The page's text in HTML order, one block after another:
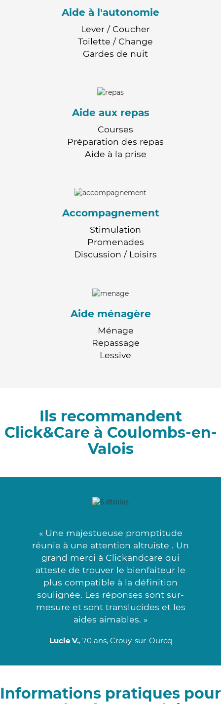
Aide à l'autonomie
Lever / Coucher
Toilette / Change
Gardes de nuit
Aide aux repas
Courses
Préparation des repas
Aide à la prise
Accompagnement
Stimulation
Promenades
Discussion / Loisirs
Aide ménagère
Ménage
Repassage
Lessive
Ils recommandent
Click&Care à Coulombs-en-
Valois
« Une majestueuse promptitude
réunie à une attention altruiste . Un
grand merci à Clickandcare qui
atteste de trouver le bienfaiteur le
plus compatible à la définition
soulignée. Les réponses sont sur-
mesure et sont translucides et les
aides aimables. »
Lucie V., 70 ans, Crouy-sur-Ourcq
Informations pratiques pour